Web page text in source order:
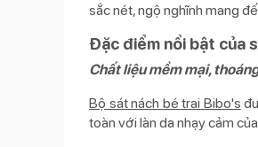
sắc nét, ngộ nghĩnh mang
Đặc điểm nổi bật của
Chất liệu mềm mại,
Bộ sát nách bé trai Bibo's
toàn với làn da nhạy cảm